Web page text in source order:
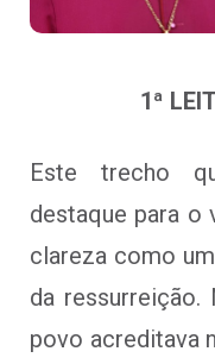
1ª
Este trecho
destaque para o
clareza como
da
povo acreditava